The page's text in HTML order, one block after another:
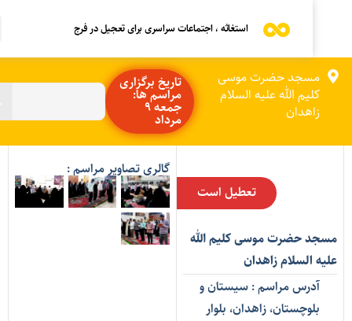
استغاثه ، اجتماعات سراسری برای تعجیل در فرج
مسجد حضرت موسی
کلیم الله علیه السلام
زاهدان
تاریخ برگزاری
مراسم ها:
جمعه 9
مرداد
تعطیل است
حضرت موسی کلیم الله
السلام زاهدان
آدرس مراسم : سیستان و
بلوچستان، زاهدان، بلوار
گالری تصاویر مراسم :